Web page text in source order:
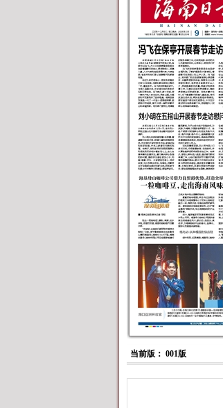
当前版： 001版